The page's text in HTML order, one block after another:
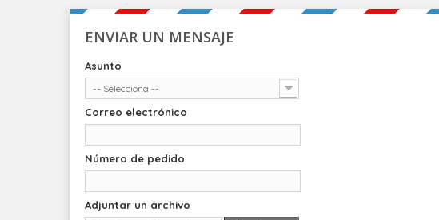
ENVIAR UN MENSAJE
Asunto
-- Selecciona --
Correo electrónico
Número de pedido
Adjuntar un archivo